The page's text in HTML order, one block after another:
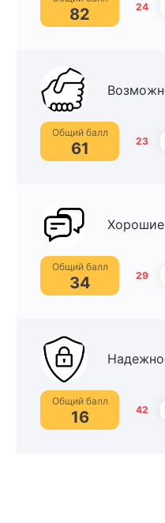
82 24
Общий балл
61 23
Общий балл
34 29
Общий балл
16 42